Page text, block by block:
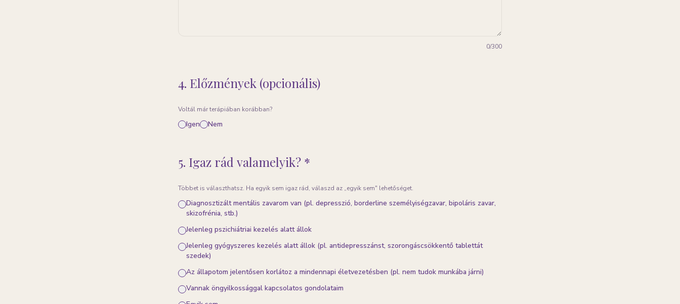
0/300
4. Előzmények (opcionális)
Voltál már terápiában korábban?
Igen Nem
5. Igaz rád valamelyik? *
Többet is választhatsz. Ha egyik sem igaz rád, válaszd az „egyik sem" lehetőséget.
Diagnosztizált mentális zavarom van (pl. depresszió, borderline személyiségzavar, bipoláris zavar,
skizofrénia, stb.)
Jelenleg pszichiátriai kezelés alatt állok
Jelenleg gyógyszeres kezelés alatt állok (pl. antidepresszánst, szorongáscsökkentő tablettát
szedek)
Az állapotom jelentősen korlátoz a mindennapi életvezetésben (pl. nem tudok munkába járni)
Vannak öngyilkossággal kapcsolatos gondolataim